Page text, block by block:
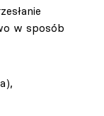
w sposób